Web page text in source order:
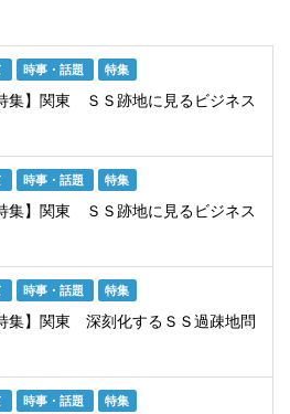
時事・話題 特集
集】関東 ＳＳ跡地に見るビジネス
時事・話題 特集
集】関東 ＳＳ跡地に見るビジネス
時事・話題 特集
集】関東 深刻化するＳＳ過疎地問
時事・話題 特集